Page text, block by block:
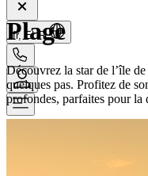
fr, EUR
Plage
Découvrez la star de l’île
quelques pas. Profitez de
profondes, parfaites pour la